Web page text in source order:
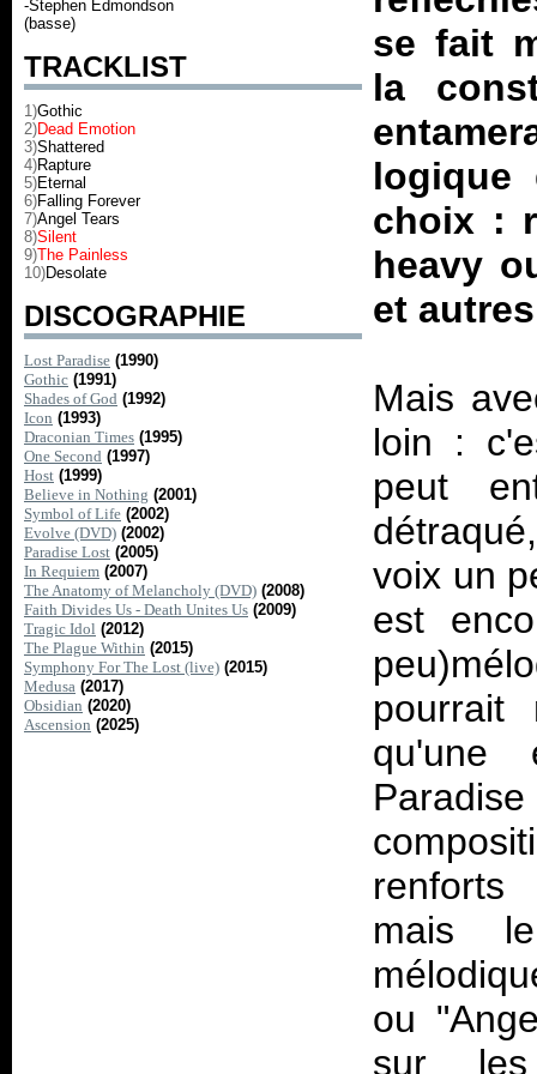
-Stephen Edmondson
(basse)
TRACKLIST
1)Gothic
2)Dead Emotion
3)Shattered
4)Rapture
5)Eternal
6)Falling Forever
7)Angel Tears
8)Silent
9)The Painless
10)Desolate
DISCOGRAPHIE
Lost Paradise (1990)
Gothic (1991)
Shades of God (1992)
Icon (1993)
Draconian Times (1995)
One Second (1997)
Host (1999)
Believe in Nothing (2001)
Symbol of Life (2002)
Evolve (DVD) (2002)
Paradise Lost (2005)
In Requiem (2007)
The Anatomy of Melancholy (DVD) (2008)
Faith Divides Us - Death Unites Us (2009)
Tragic Idol (2012)
The Plague Within (2015)
Symphony For The Lost (live) (2015)
Medusa (2017)
Obsidian (2020)
Ascension (2025)
se fait
la
logique
choix :
heavy
et
Mais
loin :
peut
voix un
est
qu'une
renforts
mais
ou
sur